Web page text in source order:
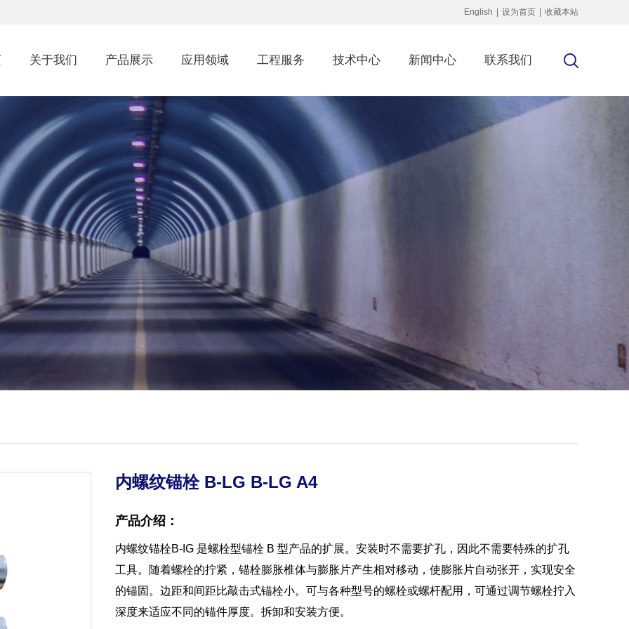
English 设为首页 收藏本站
关于我们 产品展示 应用领域 工程服务 技术中心 新闻中心 联系我们
内螺纹锚栓 B-LG B-LG A4
产品介绍：
内螺纹锚栓B-IG 是螺栓型锚栓 B 型产品的扩展。安装时不需要扩孔，因此不需要特殊的扩孔
工具。随着螺栓的拧紧，锚栓膨胀椎体与膨胀片产生相对移动，使膨胀片自动张开，实现安全
的锚固。边距和间距比敲击式锚栓小。可与各种型号的螺栓或螺杆配用，可通过调节螺栓拧入
深度来适应不同的锚件厚度。拆卸和安装方便。